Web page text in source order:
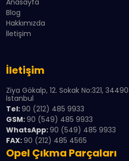
Anasayfa
Blog
Hakkımızda
İletişim
İletişim
Ziya Gökalp, 12. Sokak No:321,
İstanbul
Tel:90 (212) 485 9933
GSM:90 (549) 485 9933
WhatsApp:90 (549) 485 9933
FAX:90 (212) 485 4565
Opel Çıkma Parçaları